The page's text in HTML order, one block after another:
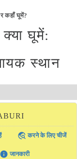
कहाँ घूमें?
घूमें:
स्थान
travel_explore करने के लिए चीजें
info जानकारी